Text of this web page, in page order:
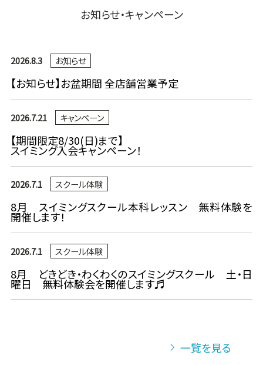
お知らせ・キャンペーン
【お知らせ】お盆期間 全店舗営業予定
2026.8.3 お知らせ
【期間限定8/30(日)まで】
スイミング入会キャンペーン！
2026.7.21 キャンペーン
8月 スイミングスクール本科レッスン 無料体験を
開催します！
2026.7.1 スクール体験
8月 どきどき・わくわくのスイミングスクール 土・日
曜日 無料体験会を開催します♬
2026.7.1 スクール体験
一覧を見る